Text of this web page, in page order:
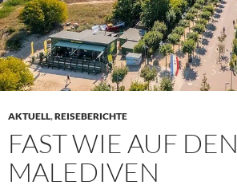
AKTUELL,REISEBERICHTE
FAST WIE AUF DEN
MALEDIVEN